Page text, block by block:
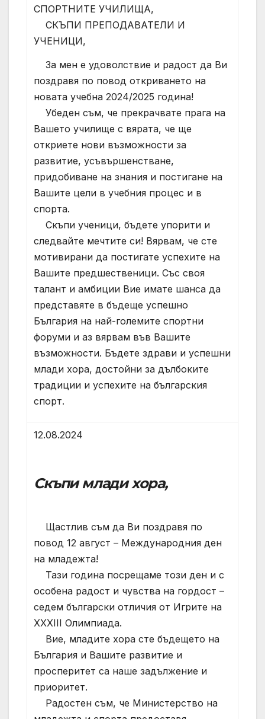
СПОРТНИТЕ УЧИЛИЩА,
СКЪПИ ПРЕПОДАВАТЕЛИ И
УЧЕНИЦИ,
За мен е удоволствие и радост да Ви
поздравя по повод откриването на
новата учебна 2024/2025 година!
Убеден съм, че прекрачвате прага на
Вашето училище с вярата, че ще
откриете нови възможности за
развитие, усъвършенстване,
придобиване на знания и постигане на
Вашите цели в учебния процес и в
спорта.
Скъпи ученици, бъдете упорити и
следвайте мечтите си! Вярвам, че сте
мотивирани да постигате успехите на
Вашите предшественици. Със своя
талант и амбиции Вие имате шанса да
представяте в бъдеще успешно
България на най-големите спортни
форуми и аз вярвам във Вашите
възможности. Бъдете здрави и успешни
млади хора, достойни за дълбоките
традиции и успехите на българския
спорт.
12.08.2024
Скъпи млади хора,
Щастлив съм да Ви поздравя по
повод 12 август – Международния ден
на младежта!
Тази година посрещаме този ден и с
особена радост и чувства на гордост –
седем български отличия от Игрите на
XXXIII Олимпиада.
Вие, младите хора сте бъдещето на
България и Вашите развитие и
просперитет са наше задължение и
приоритет.
Радостен съм, че Министерство на